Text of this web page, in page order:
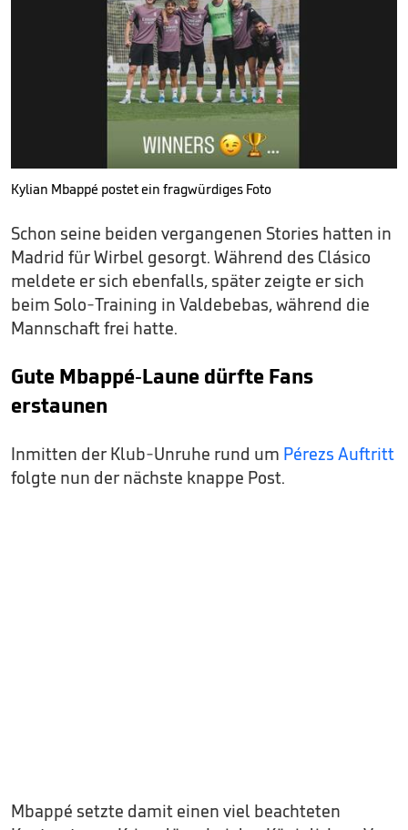
Kylian Mbappé postet ein fragwürdiges Foto
Schon seine beiden vergangenen Stories hatten in
Madrid für Wirbel gesorgt. Während des Clásico
meldete er sich ebenfalls, später zeigte er sich
beim Solo-Training in Valdebebas, während die
Mannschaft frei hatte.
Gute Mbappé-Laune dürfte Fans
erstaunen
Inmitten der Klub-Unruhe rund um Pérezs Auftritt
folgte nun der nächste knappe Post.
Mbappé setzte damit einen viel beachteten